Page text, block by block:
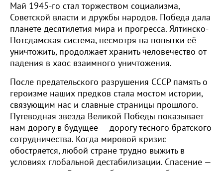
Май 1945-го стал торжеством социализма,
Советской власти и дружбы народов. Победа дала
планете десятилетия мира и прогресса. Ялтинско-
Потсдамская система, несмотря на попытки её
уничтожить, продолжает хранить человечество от
падения в хаос взаимного уничтожения.
После предательского разрушения СССР память о
героизме наших предков стала мостом истории,
связующим нас и славные страницы прошлого.
Путеводная звезда Великой Победы показывает
нам дорогу в будущее — дорогу тесного братского
сотрудничества. Когда мировой кризис
обостряется, любой стране трудно выжить в
условиях глобальной дестабилизации. Спасение —